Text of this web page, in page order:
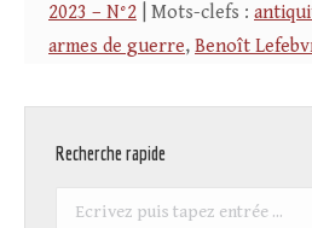
2023 – N°2 | Mots-clefs :
armes de guerre, Benoît
Recherche rapide
Recherche